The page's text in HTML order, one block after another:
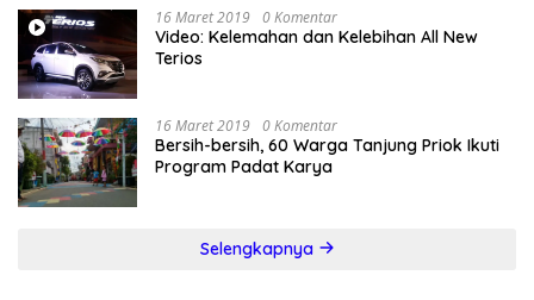
16 Maret 2019 0 Komentar
Video: Kelemahan dan Kelebihan All New
Terios
16 Maret 2019 0 Komentar
Bersih-bersih, 60 Warga Tanjung Priok Ikuti
Program Padat Karya
Selengkapnya